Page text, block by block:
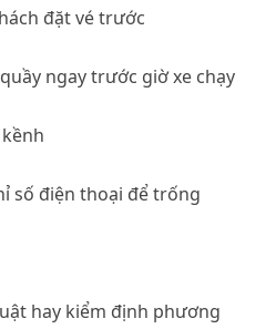
đặt vé trước
ngay trước giờ xe chạy
số điện thoại để trống
hay kiểm định phương